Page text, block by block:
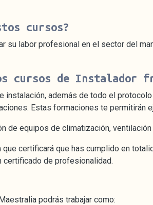
cursos?
su labor profesional en el sector del
cursos de Instalador
además de todo el
Estas formaciones te permitirán
de equipos de climatización,
certificará que has cumplido en
certificado de profesionalidad.
podrás trabajar como: